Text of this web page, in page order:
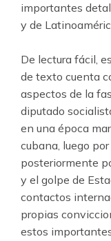
importantes
y de
De lectura fácil,
de texto cuenta
aspectos de la
diputado
en una época
cubana, luego
posteriormente
y el golpe de
contactos
propias
estos